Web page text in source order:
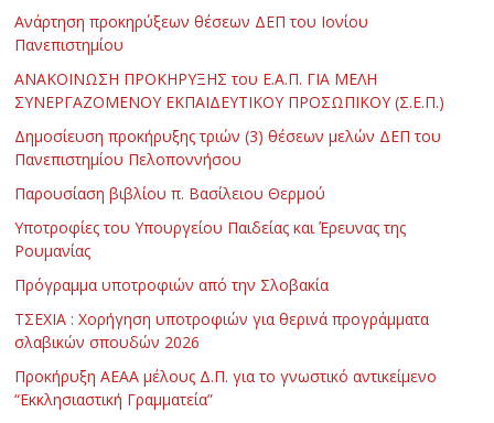
Ανάρτηση προκηρύξεων θέσεων ΔΕΠ του Ιονίου
Πανεπιστημίου
ΑΝΑΚΟΙΝΩΣΗ ΠΡΟΚΗΡΥΞΗΣ του Ε.Α.Π. ΓΙΑ ΜΕΛΗ
ΣΥΝΕΡΓΑΖΟΜΕΝΟΥ ΕΚΠΑΙΔΕΥΤΙΚΟΥ ΠΡΟΣΩΠΙΚΟΥ (Σ.Ε.Π.)
Δημοσίευση προκήρυξης τριών (3) θέσεων μελών ΔΕΠ του
Πανεπιστημίου Πελοποννήσου
Παρουσίαση βιβλίου π. Βασίλειου Θερμού
Υποτροφίες του Υπουργείου Παιδείας και Έρευνας της
Ρουμανίας
Πρόγραμμα υποτροφιών από την Σλοβακία
ΤΣΕΧΙΑ : Χορήγηση υποτροφιών για θερινά προγράμματα
σλαβικών σπουδών 2026
Προκήρυξη ΑΕΑΑ μέλους Δ.Π. για το γνωστικό αντικείμενο
“Εκκλησιαστική Γραμματεία”